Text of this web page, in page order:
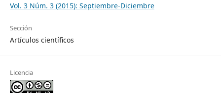
Vol. 3 Núm. 3 (2015): Septiembre-Diciembre
Sección
Artículos científicos
Licencia